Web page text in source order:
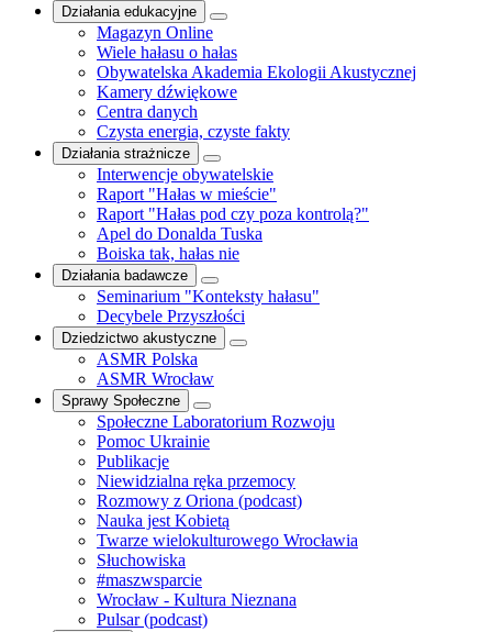
Działania edukacyjne
Magazyn Online
Wiele hałasu o hałas
Obywatelska Akademia Ekologii Akustycznej
Kamery dźwiękowe
Centra danych
Czysta energia, czyste fakty
Działania strażnicze
Interwencje obywatelskie
Raport "Hałas w mieście"
Raport "Hałas pod czy poza kontrolą?"
Apel do Donalda Tuska
Boiska tak, hałas nie
Działania badawcze
Seminarium "Konteksty hałasu"
Decybele Przyszłości
Dziedzictwo akustyczne
ASMR Polska
ASMR Wrocław
Sprawy Społeczne
Społeczne Laboratorium Rozwoju
Pomoc Ukrainie
Publikacje
Niewidzialna ręka przemocy
Rozmowy z Oriona (podcast)
Nauka jest Kobietą
Twarze wielokulturowego Wrocławia
Słuchowiska
#maszwsparcie
Wrocław - Kultura Nieznana
Pulsar (podcast)